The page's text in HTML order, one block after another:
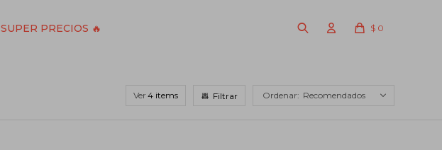
SUPER PRECIOS 🔥 $ 0
Ver Recomendados